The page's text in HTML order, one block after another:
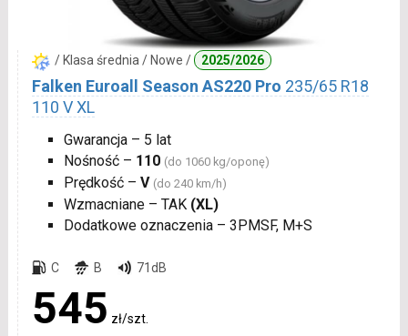
/ Klasa średnia / Nowe / 2025/2026
Falken Euroall Season AS220 Pro 235/65 R18
110 V XL
Gwarancja – 5 lat
Nośność – 110 (do 1060 kg/oponę)
Prędkość – V (do 240 km/h)
Wzmacniane – TAK (XL)
Dodatkowe oznaczenia – 3PMSF, M+S
C B 71dB
545 zł/szt.